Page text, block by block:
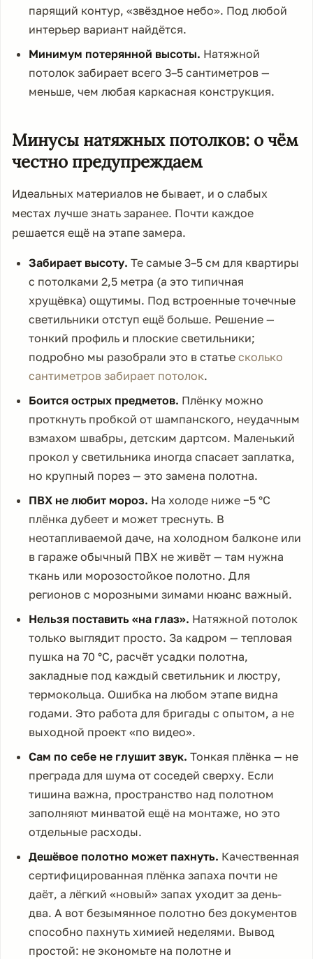
парящий контур, «звёздное небо». Под любой
интерьер вариант найдётся.
Минимум потерянной высоты. Натяжной
потолок забирает всего 3–5 сантиметров —
меньше, чем любая каркасная конструкция.
Минусы натяжных потолков: о чём
честно предупреждаем
Идеальных материалов не бывает, и о слабых
местах лучше знать заранее. Почти каждое
решается ещё на этапе замера.
Забирает высоту. Те самые 3–5 см для квартиры
с потолками 2,5 метра (а это типичная
хрущёвка) ощутимы. Под встроенные точечные
светильники отступ ещё больше. Решение —
тонкий профиль и плоские светильники;
подробно мы разобрали это в статье сколько
сантиметров забирает потолок.
Боится острых предметов. Плёнку можно
проткнуть пробкой от шампанского, неудачным
взмахом швабры, детским дартсом. Маленький
прокол у светильника иногда спасает заплатка,
но крупный порез — это замена полотна.
ПВХ не любит мороз. На холоде ниже −5 °C
плёнка дубеет и может треснуть. В
неотапливаемой даче, на холодном балконе или
в гараже обычный ПВХ не живёт — там нужна
ткань или морозостойкое полотно. Для
регионов с морозными зимами нюанс важный.
Нельзя поставить «на глаз». Натяжной потолок
только выглядит просто. За кадром — тепловая
пушка на 70 °C, расчёт усадки полотна,
закладные под каждый светильник и люстру,
термокольца. Ошибка на любом этапе видна
годами. Это работа для бригады с опытом, а не
выходной проект «по видео».
Сам по себе не глушит звук. Тонкая плёнка — не
преграда для шума от соседей сверху. Если
тишина важна, пространство над полотном
заполняют минватой ещё на монтаже, но это
отдельные расходы.
Дешёвое полотно может пахнуть. Качественная
сертифицированная плёнка запаха почти не
даёт, а лёгкий «новый» запах уходит за день-
два. А вот безымянное полотно без документов
способно пахнуть химией неделями. Вывод
простой: не экономьте на полотне и